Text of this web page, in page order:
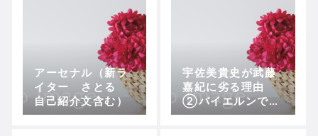
アーセナル（新ラ
イター さとる
自己紹介文含む）
宇佐美貴史が武藤
嘉紀に劣る理由
②バイエルンでロ
ッベンに負けた背